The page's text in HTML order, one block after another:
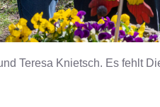
Teresa Knietsch. Es fehlt